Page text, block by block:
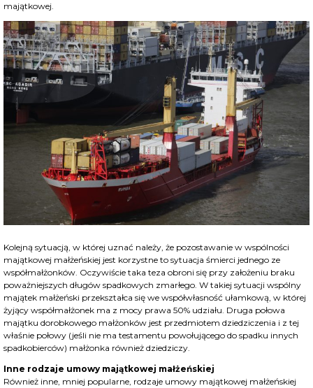
majątkowej.
Kolejną sytuacją, w której uznać należy, że pozostawanie w wspólności
majątkowej małżeńskiej jest korzystne to sytuacja śmierci jednego ze
współmałżonków. Oczywiście taka teza obroni się przy założeniu braku
poważniejszych długów spadkowych zmarłego. W takiej sytuacji wspólny
majątek małżeński przekształca się we współwłasność ułamkową, w której
żyjący współmałżonek ma z mocy prawa 50% udziału. Druga połowa
majątku dorobkowego małżonków jest przedmiotem dziedziczenia i z tej
właśnie połowy (jeśli nie ma testamentu powołującego do spadku innych
spadkobierców) małżonka również dziedziczy.
Inne rodzaje umowy majątkowej małżeńskiej
Również inne, mniej popularne, rodzaje umowy majątkowej małżeńskiej